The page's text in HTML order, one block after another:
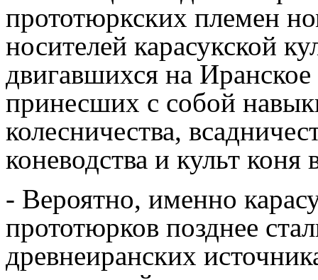
прототюркских племен
носителей карасукской
двигавшихся на Иранское
принесших с собой
колесничества,
коневодства и культ коня
- Вероятно, именно
прототюрков позднее
древнеиранских